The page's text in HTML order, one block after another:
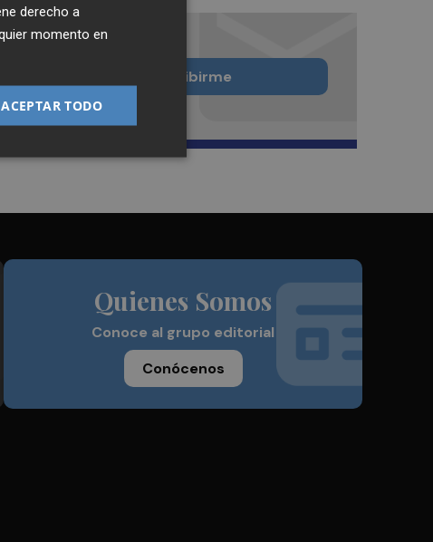
Quiero suscribirme
Quienes Somos
Conoce al grupo editorial
Conócenos
derecho a
momento en
ACEPTAR TODO